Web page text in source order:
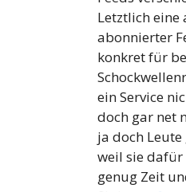
Letztlich eine
abonnierter
konkret für
ein Service
doch gar net
ja doch Leute
weil sie dafür
genug Zeit